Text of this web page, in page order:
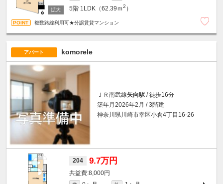
5階 1LDK（62.39ｍ2 ）
複数路線利用可★分譲賃貸マンション
アパート komorele
ＪＲ南武線矢向駅 / 徒歩16分
築年月2026年2月 / 3階建
神奈川県川崎市幸区小倉4丁目16-26
204 9.7万円
8,000円